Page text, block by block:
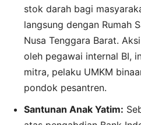
stok darah bagi
langsung dengan Rumah
Nusa Tenggara Barat.
oleh pegawai internal BI,
mitra, pelaku UMKM
pondok pesantren.
Santunan Anak Yatim: